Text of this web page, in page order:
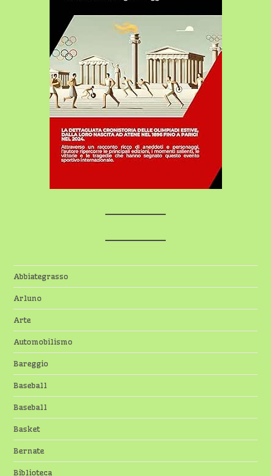
Abbiategrasso
Arluno
Arte
Automobilismo
Bareggio
Baseball
Baseball
Basket
Bernate
Biblioteca